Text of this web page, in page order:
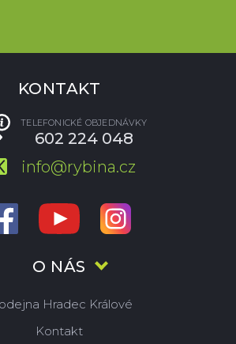
O NÁS
Hradec Králové
Kontakt
KONTAKT
TELEFONICKÉ OBJEDNÁVKY
602 224 048
info@rybina.cz